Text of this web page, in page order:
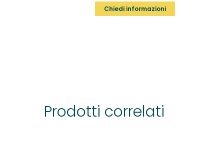
Chiedi informazioni
Prodotti correlati